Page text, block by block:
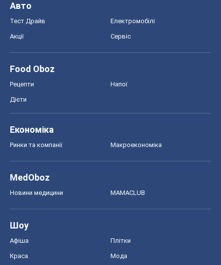
Авто
Тест Драйв Електромобілі
Акції Сервіс
Food Oboz
Рецепти Напої
Дієти
Економіка
Ринки та компанії Макроекономіка
MedOboz
Новини медицини MAMACLUB
Шоу
Афіша Плітки
Краса Мода